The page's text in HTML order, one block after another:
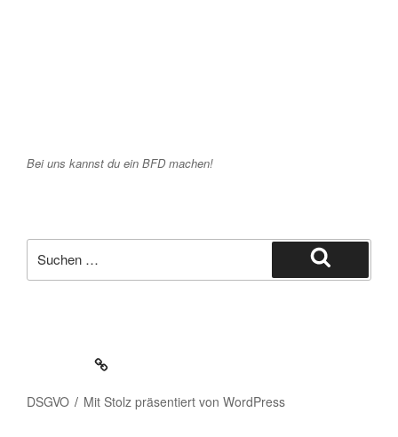
Bei uns kannst du ein BFD machen!
nach:
Suchen
Impressum
DSGVO Mit Stolz präsentiert von WordPress